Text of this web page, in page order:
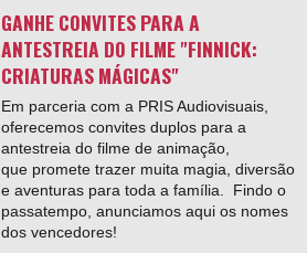
GANHE CONVITES PARA A
ANTESTREIA DO FILME "FINNICK:
CRIATURAS MÁGICAS"
Em parceria com a PRIS Audiovisuais,
oferecemos convites duplos para a
antestreia do filme de animação,
que promete trazer muita magia, diversão
e aventuras para toda a família. Findo o
passatempo, anunciamos aqui os nomes
dos vencedores!